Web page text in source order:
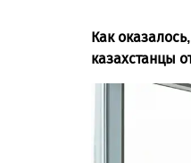
Как
казахстанцы